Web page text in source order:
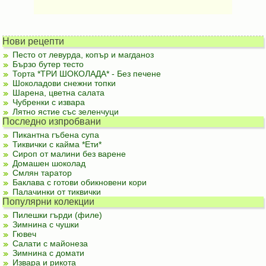
Нови рецепти
Песто от левурда, копър и магданоз
Бързо бутер тесто
Торта *ТРИ ШОКОЛАДА* - Без печене
Шоколадови снежни топки
Шарена, цветна салата
Чубренки с извара
Лятно ястие със зеленчуци
Последно изпробвани
Пикантна гъбена супа
Тиквички с кайма *Ети*
Сироп от малини без варене
Домашен шоколад
Смлян таратор
Баклава с готови обикновени кори
Палачинки от тиквички
Популярни колекции
Пилешки гърди (филе)
Зимнина с чушки
Гювеч
Салати с майонеза
Зимнина с домати
Извара и рикота